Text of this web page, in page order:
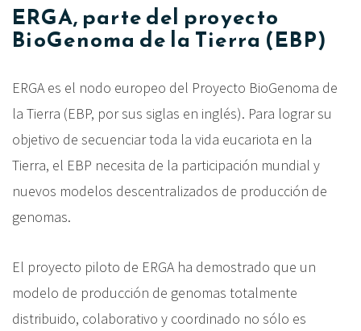
ERGA, parte del proyecto
BioGenoma de la Tierra (EBP)
ERGA es el nodo europeo del Proyecto BioGenoma de
la Tierra (EBP, por sus siglas en inglés). Para lograr su
objetivo de secuenciar toda la vida eucariota en la
Tierra, el EBP necesita de la participación mundial y
nuevos modelos descentralizados de producción de
genomas.
El proyecto piloto de ERGA ha demostrado que un
modelo de producción de genomas totalmente
distribuido, colaborativo y coordinado no sólo es